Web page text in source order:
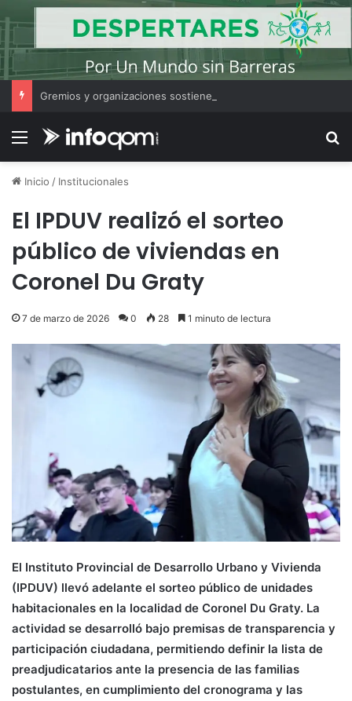
Menú
Inicio / Institucionales
El IPDUV realizó el sorteo
público de viviendas en
Coronel Du Graty
7 de marzo de 2026 0 28 1 minuto de lectura
El Instituto Provincial de Desarrollo Urbano y Vivienda
(IPDUV) llevó adelante el sorteo público de unidades
habitacionales en la localidad de Coronel Du Graty. La
actividad se desarrolló bajo premisas de transparencia y
participación ciudadana, permitiendo definir la lista de
preadjudicatarios ante la presencia de las familias
postulantes, en cumplimiento del cronograma y las